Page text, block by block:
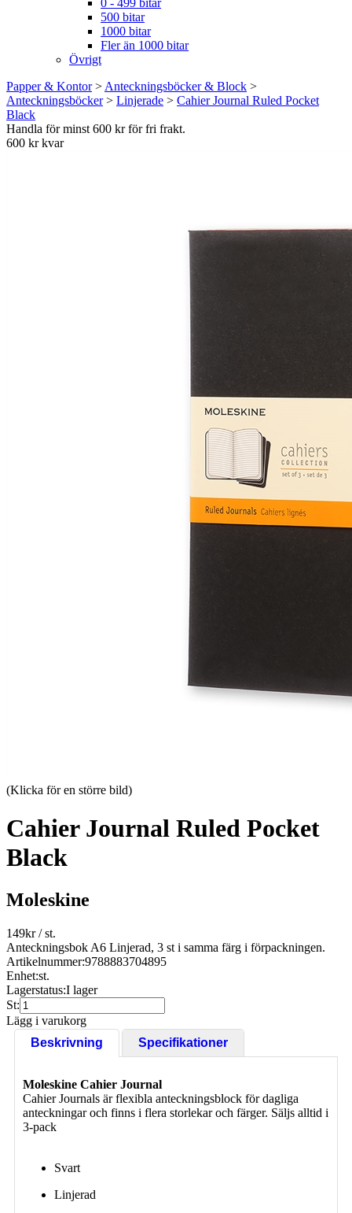
0 - 499 bitar
500 bitar
1000 bitar
Fler än 1000 bitar
Övrigt
Papper & Kontor> Anteckningsböcker & Block >
Anteckningsböcker> Linjerade > Cahier Journal Ruled Pocket
Black
Handla för minst 600 kr för fri frakt.
600 kr kvar
(Klicka för en större bild)
Cahier Journal Ruled Pocket
Black
Moleskine
149kr/ st.
Anteckningsbok A6 Linjerad, 3 st i samma färg i förpackningen.
Artikelnummer:9788883704895
Enhet:st.
Lagerstatus:I lager
St:
Lägg i varukorg
Beskrivning
Specifikationer
Moleskine Cahier Journal
Cahier Journals är flexibla anteckningsblock för dagliga
anteckningar och finns i flera storlekar och färger. Säljs alltid i
3-pack
Svart
Linjerad